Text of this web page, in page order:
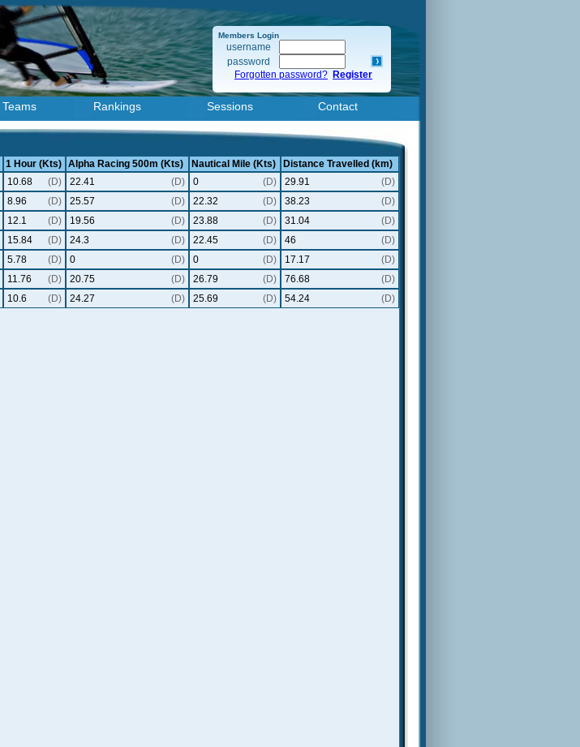
Members Login
username
password
Forgotten password? Register
Teams Rankings Sessions Contact
1 Hour (Kts) Alpha Racing 500m (Kts) Nautical Mile (Kts)
Distance Travelled (km)
10.68 (D) 22.41 (D) 0 (D) 29.91
(D)
8.96 (D) 25.57 (D) 22.32 (D) 38.23
(D)
12.1 (D) 19.56 (D) 23.88 (D) 31.04
(D)
15.84 (D) 24.3 (D) 22.45 (D) 46
(D)
5.78 (D) 0 (D) 0 (D) 17.17
(D)
11.76 (D) 20.75 (D) 26.79 (D) 76.68
(D)
10.6 (D) 24.27 (D) 25.69 (D) 54.24
(D)